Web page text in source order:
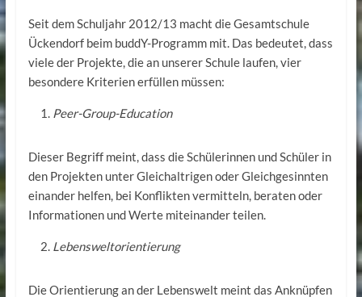
Seit dem Schuljahr 2012/13 macht die Gesamtschule
Ückendorf beim buddY-Programm mit. Das bedeutet, dass
viele der Projekte, die an unserer Schule laufen, vier
besondere Kriterien erfüllen müssen:
Peer-Group-Education
Dieser Begriff meint, dass die Schülerinnen und Schüler in
den Projekten unter Gleichaltrigen oder Gleichgesinnten
einander helfen, bei Konflikten vermitteln, beraten oder
Informationen und Werte miteinander teilen.
Lebensweltorientierung
Die Orientierung an der Lebenswelt meint das Anknüpfen